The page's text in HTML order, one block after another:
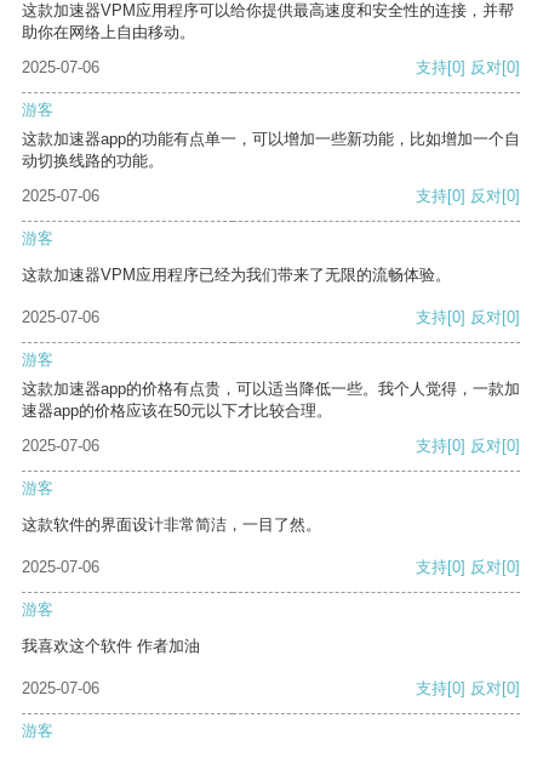
这款加速器VPM应用程序可以给你提供最高速度和安全性的连接，并帮
助你在网络上自由移动。
2025-07-06
支持[0] 反对[0]
游客
这款加速器app的功能有点单一，可以增加一些新功能，比如增加一个自
动切换线路的功能。
2025-07-06
支持[0] 反对[0]
游客
这款加速器VPM应用程序已经为我们带来了无限的流畅体验。
2025-07-06 支持[0] 反对[0]
游客
这款加速器app的价格有点贵，可以适当降低一些。我个人觉得，一款加
速器app的价格应该在50元以下才比较合理。
2025-07-06
支持[0] 反对[0]
游客
这款软件的界面设计非常简洁，一目了然。
2025-07-06 支持[0] 反对[0]
游客
我喜欢这个软件 作者加油
2025-07-06 支持[0] 反对[0]
游客